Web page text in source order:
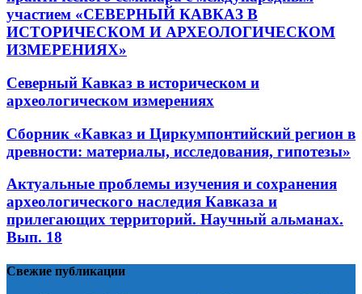
участием «СЕВЕРНЫЙ КАВКАЗ В
ИСТОРИЧЕСКОМ И АРХЕОЛОГИЧЕСКОМ
ИЗМЕРЕНИЯХ»
Северный Кавказ в историческом и
археологическом измерениях
Сборник «Кавказ и Циркумпонтийский регион в
древности: материалы, исследования, гипотезы»
Актуальные проблемы изучения и сохранения
археологического наследия Кавказа и
прилегающих территорий. Научный альманах.
Вып. 18
Свежие публикации